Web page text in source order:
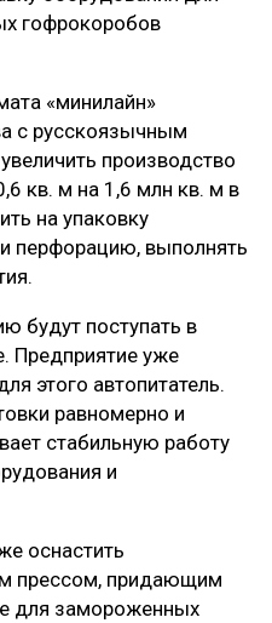
гофрокоробов
«минилайн»
с русскоязычным
производство
кв. м на 1,6 млн кв. м в
на упаковку
перфорацию, выполнять
будут поступать в
Предприятие уже
этого автопитатель.
равномерно и
стабильную работу
и
оснастить
прессом, придающим
для замороженных